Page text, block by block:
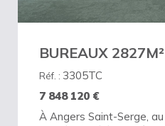
BUREAUX
Réf. : 3305TC
7 848 120 €
À Angers Saint-Serge,